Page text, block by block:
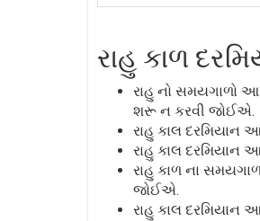
રાહુ કાળ
રાહુ નો સમયગાળો
શરૂ ન કરવી જોઈએ.
રાહુ કાલ દરમિયાન
રાહુ કાલ દરમિયાન
રાહુ કાળ ના
જોઈએ.
રાહુ કાલ દરમિયાન